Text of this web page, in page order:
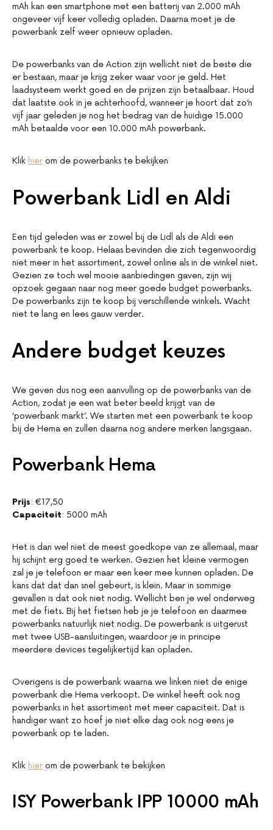
mAh kan een smartphone met een batterij van 2.000 mAh
ongeveer vijf keer volledig opladen. Daarna moet je de
powerbank zelf weer opnieuw opladen.
De powerbanks van de Action zijn wellicht niet de beste die
er bestaan, maar je krijg zeker waar voor je geld. Het
laadsysteem werkt goed en de prijzen zijn betaalbaar. Houd
dat laatste ook in je achterhoofd, wanneer je hoort dat zo’n
vijf jaar geleden je nog het bedrag van de huidige 15.000
mAh betaalde voor een 10.000 mAh powerbank.
Klik hier om de powerbanks te bekijken
Powerbank Lidl en Aldi
Een tijd geleden was er zowel bij de Lidl als de Aldi een
powerbank te koop. Helaas bevinden die zich tegenwoordig
niet meer in het assortiment, zowel online als in de winkel niet.
Gezien ze toch wel mooie aanbiedingen gaven, zijn wij
opzoek gegaan naar nog meer goede budget powerbanks.
De powerbanks zijn te koop bij verschillende winkels. Wacht
niet te lang en lees gauw verder.
Andere budget keuzes
We geven dus nog een aanvulling op de powerbanks van de
Action, zodat je een wat beter beeld krijgt van de
‘powerbank markt’. We starten met een powerbank te koop
bij de Hema en zullen daarna nog andere merken langsgaan.
Powerbank Hema
Prijs: €17,50
Capaciteit: 5000 mAh
Het is dan wel niet de meest goedkope van ze allemaal, maar
hij schijnt erg goed te werken. Gezien het kleine vermogen
zal je je telefoon er maar een keer mee kunnen opladen. De
kans dat dat dan snel gebeurt, is klein. Maar in sommige
gevallen is dat ook niet nodig. Wellicht ben je wel onderweg
met de fiets. Bij het fietsen heb je je telefoon en daarmee
powerbanks natuurlijk niet nodig. De powerbank is uitgerust
met twee USB-aansluitingen, waardoor je in principe
meerdere devices tegelijkertijd kan opladen.
Overigens is de powerbank waarna we linken niet de enige
powerbank die Hema verkoopt. De winkel heeft ook nog
powerbanks in het assortiment met meer capaciteit. Dat is
handiger want zo hoef je niet elke dag ook nog eens je
powerbank op te laden.
Klik hier om de powerbank te bekijken
ISY Powerbank IPP 10000 mAh